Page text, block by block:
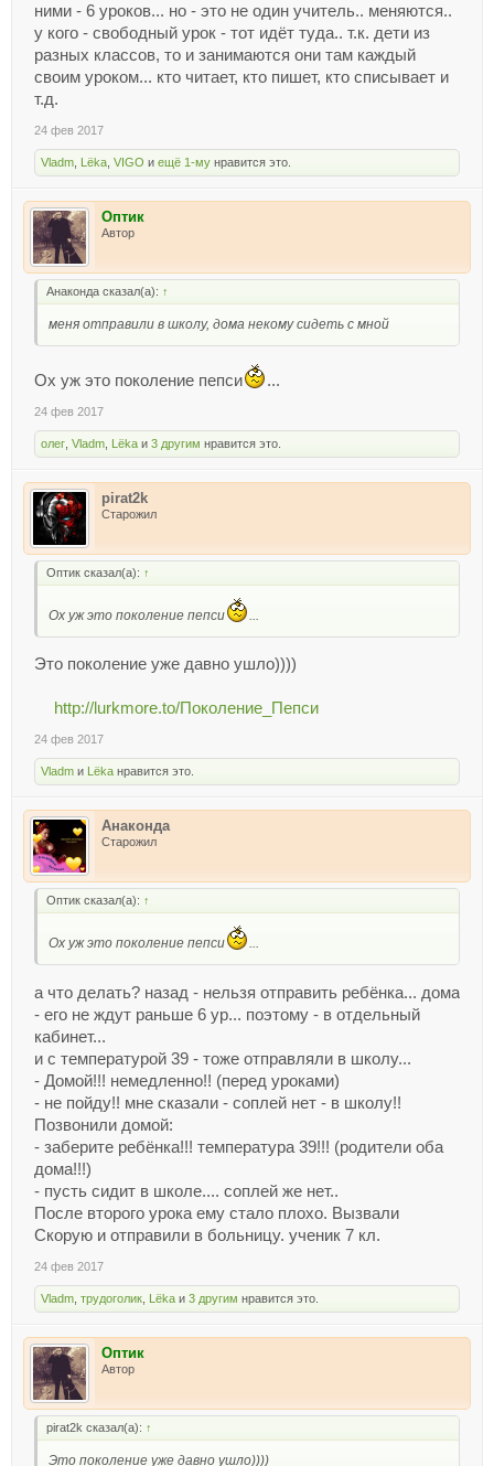
ними - 6 уроков... но - это не один учитель.. меняются..
у кого - свободный урок - тот идёт туда.. т.к. дети из
разных классов, то и занимаются они там каждый
своим уроком... кто читает, кто пишет, кто списывает и
т.д.
24 фев 2017
Vladm Lёka VIGO и ещё 1-му нравится это.
Оптик
Автор
Анаконда сказал(а): ↑
меня отправили в школу, дома некому сидеть с мной
Ох уж это поколение пепси ...
24 фев 2017
олег Vladm Lёka и 3 другим нравится это.
pirat2k
Старожил
Оптик сказал(а): ↑
Ох уж это поколение пепси
Это поколение уже давно ушло))))
http://lurkmore.to/Поколение_Пепси
24 фев 2017
Vladm и Lёka нравится это.
Анаконда
Старожил
Оптик сказал(а): ↑
Ох уж это поколение пепси ...
а что делать? назад - нельзя отправить ребёнка... дома
- его не ждут раньше 6 ур... поэтому - в отдельный
кабинет...
и с температурой 39 - тоже отправляли в школу...
- Домой!!! немедленно!! (перед уроками)
- не пойду!! мне сказали - соплей нет - в школу!!
Позвонили домой:
- заберите ребёнка!!! температура 39!!! (родители оба
дома!!!)
- пусть сидит в школе.... соплей же нет..
После второго урока ему стало плохо. Вызвали
Скорую и отправили в больницу. ученик 7 кл.
24 фев 2017
Vladm трудоголик Lёka и 3 другим нравится это.
Оптик
Автор
pirat2k сказал(а): ↑
Это поколение уже давно ушло))))